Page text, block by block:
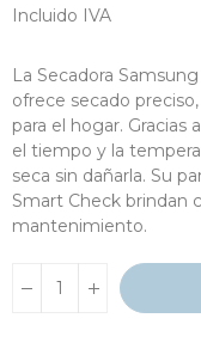
Incluido IVA
La Secadora
ofrece secado
para el hogar.
el tiempo y la
seca sin dañarla. Su
Smart Check brindan
mantenimiento.